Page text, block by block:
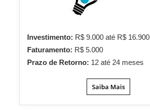
Investimento: R$ 9.000 até R$ 16.900
Faturamento: R$ 5.000
Prazo de Retorno: 12 até 24 meses
Saiba Mais